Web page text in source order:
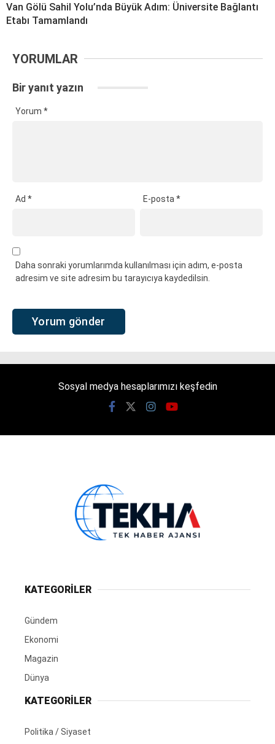
Van Gölü Sahil Yolu’nda Büyük Adım: Üniversite Bağlantı
Etabı Tamamlandı
YORUMLAR
Bir yanıt yazın
Yorum *
Ad * E-posta*
Daha sonraki yorumlarımda kullanılması için adım, e-posta
adresim ve site adresim bu tarayıcıya kaydedilsin.
Sosyal medya hesaplarımızı keşfedin
KATEGORİLER
Gündem
Ekonomi
Magazin
Dünya
KATEGORİLER
Politika / Siyaset